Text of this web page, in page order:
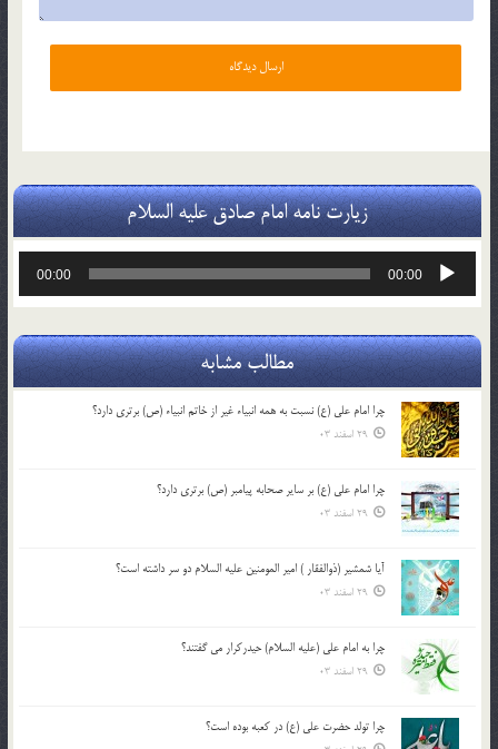
زیارت نامه امام صادق علیه السلام
پخش‌کننده
00:00
00:00
مطالب مشابه
چرا امام علی (ع) نسبت به همه انبیاء غیر از خاتم انبیاء (ص) برتری دارد؟
29 اسفند 03
چرا امام علی (ع) بر سایر صحابه پیامبر (ص) برتری دارد؟
29 اسفند 03
آیا شمشیر (ذوالفقار ) امیر المومنین علیه السلام دو سر داشته است؟
29 اسفند 03
چرا به امام علی (علیه السلام) حیدرکرار می گفتند؟
29 اسفند 03
چرا تولد حضرت علی (ع) در کعبه بوده است؟